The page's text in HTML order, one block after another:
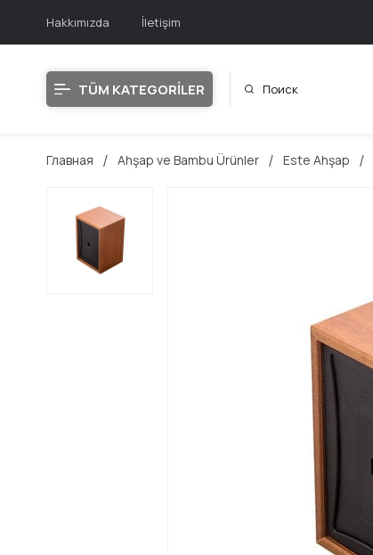
Hakkımızda İletişim
TÜM KATEGORİLER
Главная Ahşap ve Bambu Ürünler Este Ahşap